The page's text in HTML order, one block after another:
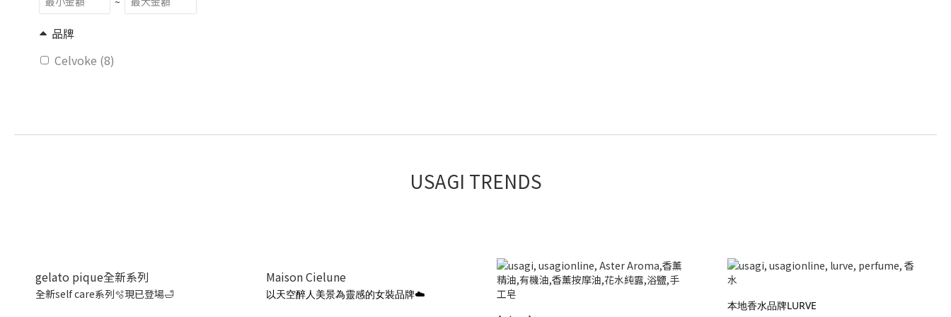
品牌
Celvoke (8)
USAGI TRENDS
gelato pique全新系列
全新self care系列🫧現已登場🛁
Maison Cielune
以天空醉人美景為靈感的女裝品牌☁️
本地香水品牌LURVE